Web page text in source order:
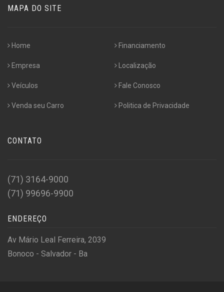
MAPA DO SITE
Home
Empresa
Veículos
Venda seu Carro
Financiamento
Localização
Fale Conosco
Politica de Privacidade
CONTATO
(71) 3164-9000
(71) 99696-9900
ENDEREÇO
Av Mário Leal Ferreira, 2039
Bonoco - Salvador - Ba